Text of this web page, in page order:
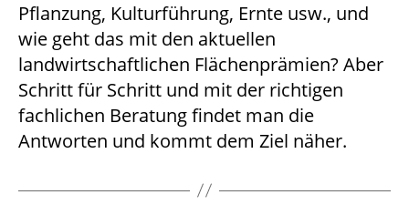
Pflanzung, Kulturführung, Ernte usw., und
wie geht das mit den aktuellen
landwirtschaftlichen Flächenprämien? Aber
Schritt für Schritt und mit der richtigen
fachlichen Beratung findet man die
Antworten und kommt dem Ziel näher.